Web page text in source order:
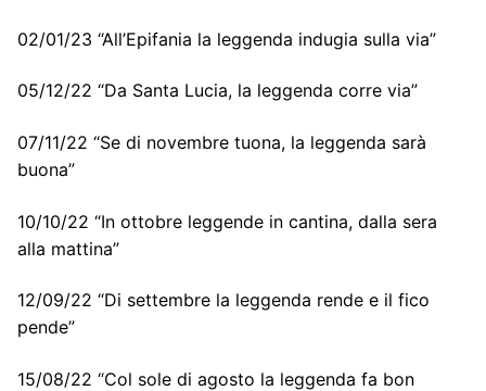
02/01/23 “All’Epifania la leggenda indugia sulla via”
05/12/22 “Da Santa Lucia, la leggenda corre via”
07/11/22 “Se di novembre tuona, la leggenda sarà
buona”
10/10/22 “In ottobre leggende in cantina, dalla sera
alla mattina”
12/09/22 “Di settembre la leggenda rende e il fico
pende”
15/08/22 “Col sole di agosto la leggenda fa bon